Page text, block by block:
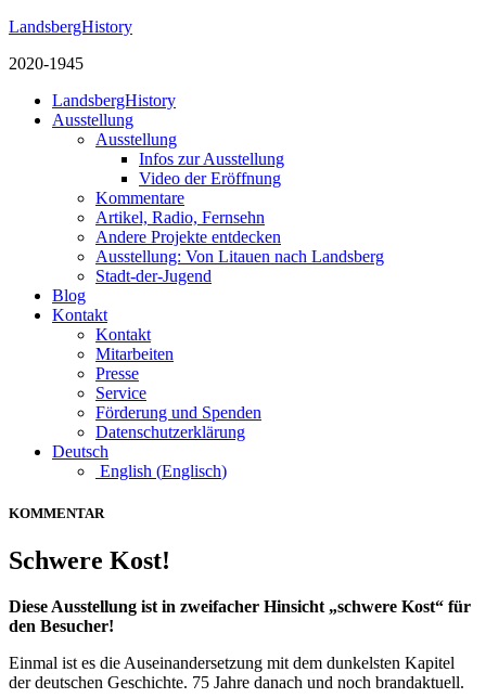
LandsbergHistory
2020-1945
LandsbergHistory
Ausstellung
Ausstellung
Infos zur Ausstellung
Video der Eröffnung
Kommentare
Artikel, Radio, Fernsehn
Andere Projekte entdecken
Ausstellung: Von Litauen nach Landsberg
Stadt-der-Jugend
Blog
Kontakt
Kontakt
Mitarbeiten
Presse
Service
Förderung und Spenden
Datenschutzerklärung
Deutsch
English (Englisch)
KOMMENTAR
Schwere Kost!
Diese Ausstellung ist in zweifacher Hinsicht „schwere Kost“ für
den Besucher!
Einmal ist es die Auseinandersetzung mit dem dunkelsten Kapitel
der deutschen Geschichte. 75 Jahre danach und noch brandaktuell.